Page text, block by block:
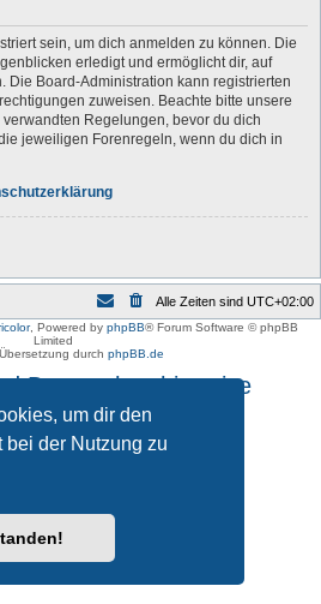
um dir den
bei der Nutzung zu
sein, um dich anmelden zu können. Die
erledigt und ermöglicht dir, auf
Die Board-Administration kann registrierten
zuweisen. Beachte bitte unsere
Regelungen, bevor du dich
jeweiligen Forenregeln, wenn du dich in
Alle Zeiten sind UTC+02:00
, Powered by phpBB® Forum Software © phpBB
Limited
durch phpBB.de
Datenschutzhinweise